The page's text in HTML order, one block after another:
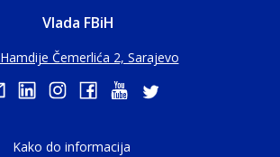
Vlada FBiH
Hamdije Čemerlića 2, Sarajevo
Kako do informacija